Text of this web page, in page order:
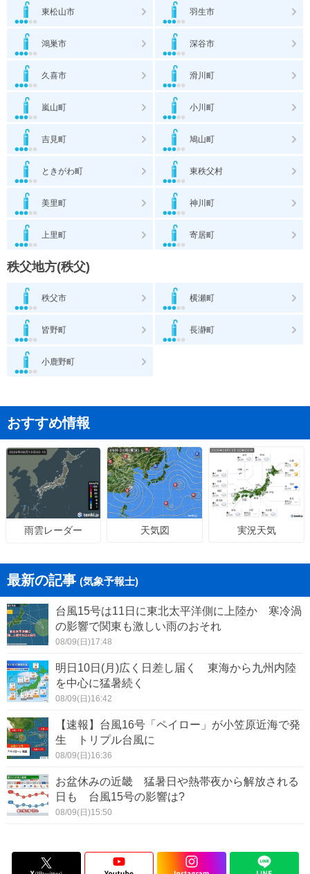
東松山市 羽生市
鴻巣市 深谷市
久喜市 滑川町
嵐山町 小川町
吉見町 鳩山町
ときがわ町 東秩父村
美里町 神川町
上里町 寄居町
秩父地方(秩父)
秩父市 横瀬町
皆野町 長瀞町
小鹿野町
おすすめ情報
雨雲レーダー 天気図 実況天気
最新の記事 (気象予報士)
台風15号は11日に東北太平洋側に上陸か 寒冷渦
の影響で関東も激しい雨のおそれ
08/09(日)17:48
明日10日(月)広く日差し届く 東海から九州内陸
を中心に猛暑続く
08/09(日)16:42
【速報】台風16号「ペイロー」が小笠原近海で発
生 トリプル台風に
08/09(日)16:36
お盆休みの近畿 猛暑日や熱帯夜から解放される
日も 台風15号の影響は?
08/09(日)15:50